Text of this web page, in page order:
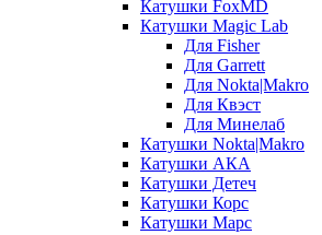
Катушки FoxMD
Катушки Magic Lab
Для Fisher
Для Garrett
Для Nokta|Makro
Для Квэст
Для Минелаб
Катушки Nokta|Makro
Катушки АКА
Катушки Детеч
Катушки Корс
Катушки Марс